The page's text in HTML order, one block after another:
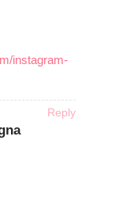
instagram-
Reply